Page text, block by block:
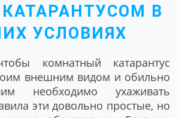
В
УСЛОВИЯХ
комнатный катарантус
внешним видом и обильно
необходимо ухаживать
эти довольно простые, но